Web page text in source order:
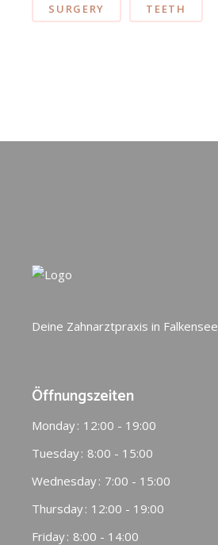
SURGERY TEETH
Deine Zahnarztpraxis in Falkensee
Öffnungszeiten
Monday 12:00 - 19:00
Tuesday 8:00 - 15:00
Wednesday 7:00 - 15:00
Thursday 12:00 - 19:00
Friday 8:00 - 14:00